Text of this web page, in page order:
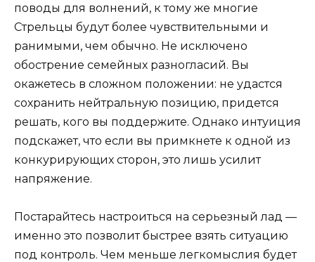
поводы для волнений, к тому же многие
Стрельцы будут более чувствительными и
ранимыми, чем обычно. Не исключено
обострение семейных разногласий. Вы
окажетесь в сложном положении: не удастся
сохранить нейтральную позицию, придется
решать, кого вы поддержите. Однако интуиция
подскажет, что если вы примкнете к одной из
конкурирующих сторон, это лишь усилит
напряжение.
Постарайтесь настроиться на серьезный лад —
именно это позволит быстрее взять ситуацию
под контроль. Чем меньше легкомыслия будет